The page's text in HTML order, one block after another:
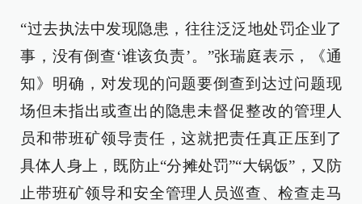
“过去执法中发现隐患，往往泛泛地处罚企业了
事，没有倒查‘谁该负责’。”张瑞庭表示，《通
知》明确，对发现的问题要倒查到达过问题现
场但未指出或查出的隐患未督促整改的管理人
员和带班矿领导责任，这就把责任真正压到了
具体人身上，既防止“分摊处罚”“大锅饭”，又防
止带班矿领导和安全管理人员巡查、检查走马